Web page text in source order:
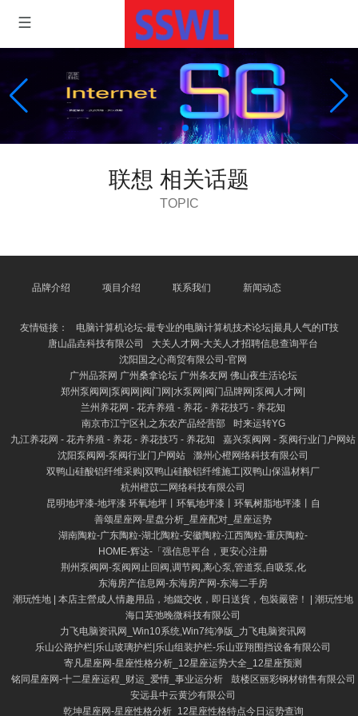
联想 相关话题
TOPIC
品牌介绍 项目介绍 联系我们 新闻动态
友情链接：
电脑计算机论坛-最专业的电脑计算机技术论坛|最具人气的IT技
唐山晶垚科技有限公司
大关人才网-大关人才招聘信息查询平台
沈阳国之心商贸有限公司-官网
广州品茶网 广州桑拿论坛 广州条友网 佛山夜生活论坛
郑州泵阀网|泵阀网|阀门网|水泵网|阀门品牌网|泵阀人才网|
兰州养花网 - 花卉养殖 - 养花 - 养花技巧 - 养花知
南京市江宁区礼之东农产品经营部
时来运转YG
九江养花网 - 花卉养殖 - 养花 - 养花技巧 - 养花知
嘉兴泵阀网 - 泵阀行业门户网站
沈阳泵阀网-泵阀行业门户网站
滁州心橙网络科技有限公司
双鸭山硅酸铝纤维采购|双鸭山硅酸铝纤维施工|双鸭山保温材料厂
杭州橙苡二网络科技有限公司
昆明地坪漆-地坪漆 环氧地坪丨环氧地坪漆丨环氧树脂地坪漆丨自
善颂星座网-星盘分析_星座配对_星座运势
湖南陶粒-广东陶粒-湖北陶粒-安徽陶粒-江西陶粒-重庆陶粒-
HOME-辉达-「强信息平台，更安心注册
荆州泵阀网-泵阀网止回阀,调节阀,离心泵,管道泵,自吸泵,化
东海房产信息网-东海房产网-东海二手房
潮玩性地 | 本店主營成人情趣用品，地鐵交收，即日送貨，包裝嚴密！ | 潮玩性地
海口英弛晚微科技有限公司
力飞电脑资讯网_Win10系统,Win7纯净版_力飞电脑资讯网
乐山公路护栏|乐山玻璃护栏|乐山组装护栏-乐山亚翔围挡设备有限公司
寄凡星座网-星座性格分析_12星座运势大全_12星座预测
铭同星座网-十二星座运程_财运_爱情_事业运分析
鼓楼区丽彩钢材销售有限公司
安远县中云黄沙有限公司
乾坤星座网-星座性格分析_12星座性格特点今日运势查询